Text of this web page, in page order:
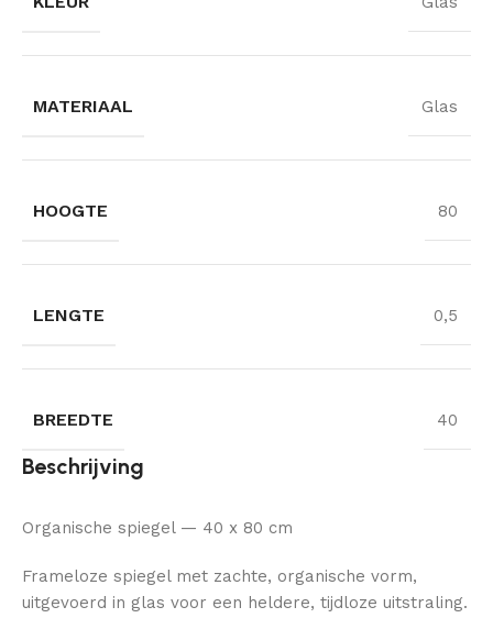
MATERIAAL Glas
HOOGTE 80
LENGTE 0,5
BREEDTE 40
Beschrijving
Organische spiegel — 40 x 80 cm
Frameloze spiegel met zachte, organische vorm,
uitgevoerd in glas voor een heldere, tijdloze uitstraling.